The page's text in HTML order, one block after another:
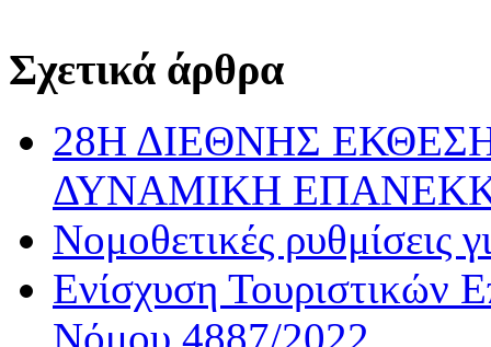
Σχετικά άρθρα
28Η ΔΙΕΘΝΗΣ ΕΚΘΕΣΗ
ΔΥΝΑΜΙΚΗ
Νομοθετικές ρυθμίσεις
Ενίσχυση Τουριστικών